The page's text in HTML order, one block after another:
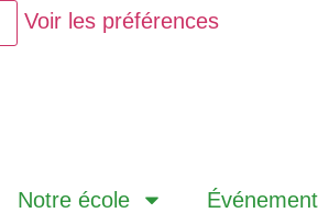
Voir les préférences
Notre école